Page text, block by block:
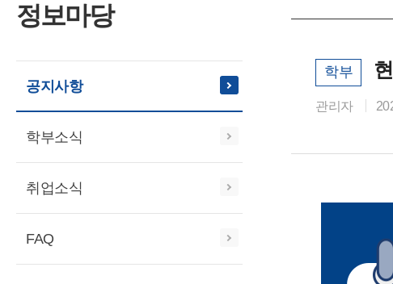
정보마당
공지사항
학부소식
취업소식
FAQ
학부
관리자